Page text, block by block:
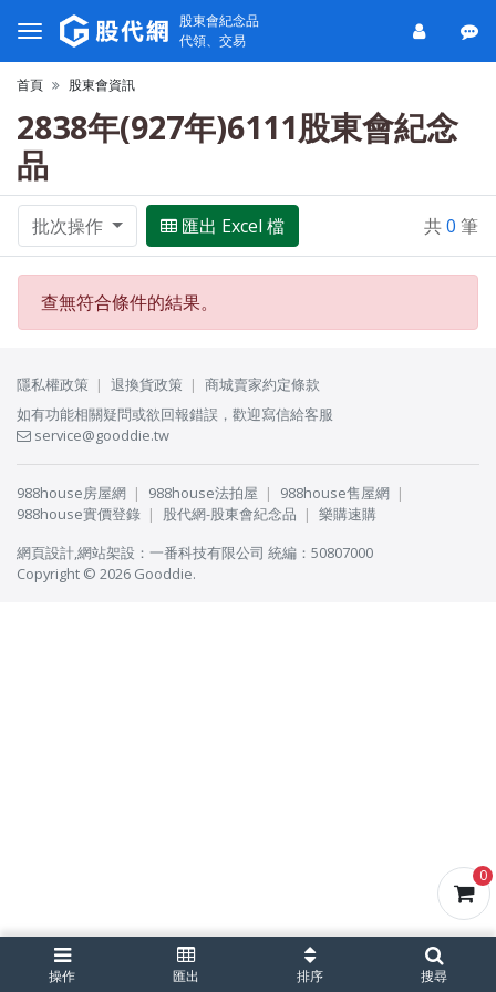
0
股東會紀念品
代領、交易
首頁 股東會資訊
2838年(927年)6111股東會紀念
品
批次操作 匯出 Excel 檔 共0 筆
查無符合條件的結果。
操作 匯出 排序 搜尋
隱私權政策 退換貨政策
商城賣家約定條款
如有功能相關疑問或欲回報錯誤，歡迎寫信給客服
service@gooddie.tw
988house房屋網 988house法拍屋
988house售屋網
988house實價登錄
股代網-股東會紀念品
樂購速購
網頁設計,網站架設 ： 一番科技有限公司 統編：50807000
Copyright © 2026 Gooddie.